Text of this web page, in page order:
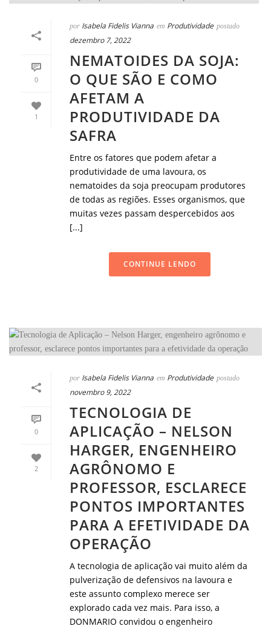
0
1
por Isabela Fidelis Vianna em Produtividade postado
dezembro 7, 2022
NEMATOIDES DA SOJA:
O QUE SÃO E COMO
AFETAM A
PRODUTIVIDADE DA
SAFRA
Entre os fatores que podem afetar a
produtividade de uma lavoura, os
nematoides da soja preocupam produtores
de todas as regiões. Esses organismos, que
muitas vezes passam despercebidos aos
[...]
CONTINUE LENDO
0
2
por Isabela Fidelis Vianna em Produtividade postado
novembro 9, 2022
TECNOLOGIA DE
APLICAÇÃO – NELSON
HARGER, ENGENHEIRO
AGRÔNOMO E
PROFESSOR, ESCLARECE
PONTOS IMPORTANTES
PARA A EFETIVIDADE DA
OPERAÇÃO
A tecnologia de aplicação vai muito além da
pulverização de defensivos na lavoura e
este assunto complexo merece ser
explorado cada vez mais. Para isso, a
DONMARIO convidou o engenheiro